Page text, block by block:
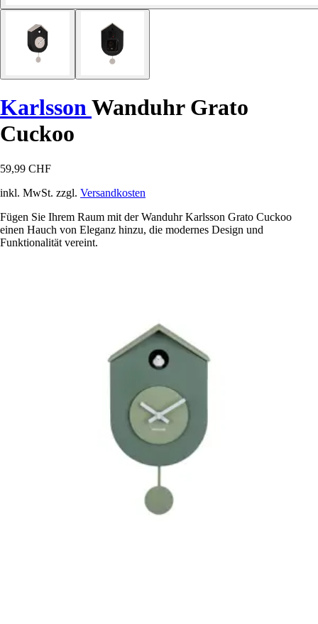
KarlssonWanduhr Grato
Cuckoo
59,99 CHF
inkl. MwSt. zzgl. Versandkosten
Fügen Sie Ihrem Raum mit der Wanduhr Karlsson Grato Cuckoo
einen Hauch von Eleganz hinzu, die modernes Design und
Funktionalität vereint.